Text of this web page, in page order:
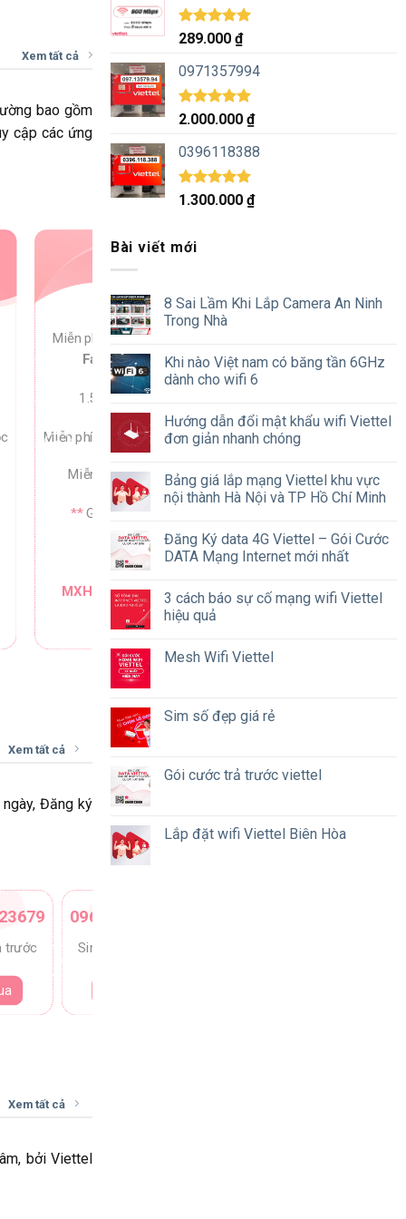
Xem tất cả
bao gồm
cập các ứng
MXH150
Miễn phí truy cập
Facebook Messenger
1.5GB/ ngày. 45GB/tháng
Miễn phí nội mạng dưới 10 phút/cuộc
Miễn phí 50 phút ngoại mạng
**Giá cước:
Cú pháp đăng ký:
MXH150 0975822879 gửi290
Đăng ký
Xem tất cả
Đăng ký
0965181618
Sim trả trước
trước
Xem tất cả
bởi Viettel
Được xếp
5.00
5 sao
289.000 ₫
0971357994
Được xếp
5 sao
2.000.000 ₫
0396118388
Được xếp
1.300.000 ₫
Bài viết mới
8 Sai Lầm Khi Lắp Camera An Ninh
Trong Nhà
Khi nào Việt nam có băng tần 6GHz
dành cho wifi 6
Hướng dẫn đổi mật khẩu wifi Viettel
đơn giản nhanh chóng
Bảng giá lắp mạng Viettel khu vực
nội thành Hà Nội và TP Hồ Chí Minh
Đăng Ký data 4G Viettel – Gói Cước
DATA Mạng Internet mới nhất
3 cách báo sự cố mạng wifi Viettel
hiệu quả
Mesh Wifi Viettel
Sim số đẹp giá rẻ
Gói cước trả trước viettel
Lắp đặt wifi Viettel Biên Hòa